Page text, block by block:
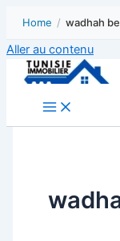
Home / wadhah
Aller au contenu